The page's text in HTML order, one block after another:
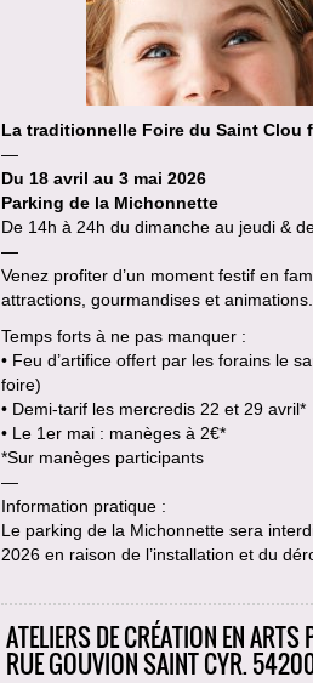
La traditionnelle Foire du Saint Clou
—
Du 18 avril au 3 mai 2026
Parking de la Michonnette
De 14h à 24h du dimanche au jeudi &
—
Venez profiter d’un moment festif en
attractions, gourmandises et animations.
Temps forts à ne pas manquer :
• Feu d’artifice offert par les forains le
foire)
• Demi-tarif les mercredis 22 et 29 avril*
• Le 1er mai : manèges à 2€*
*Sur manèges participants
—
Information pratique :
Le parking de la Michonnette sera
2026 en raison de l’installation et du
ATELIERS DE CRÉATION EN
RUE GOUVION SAINT CYR.